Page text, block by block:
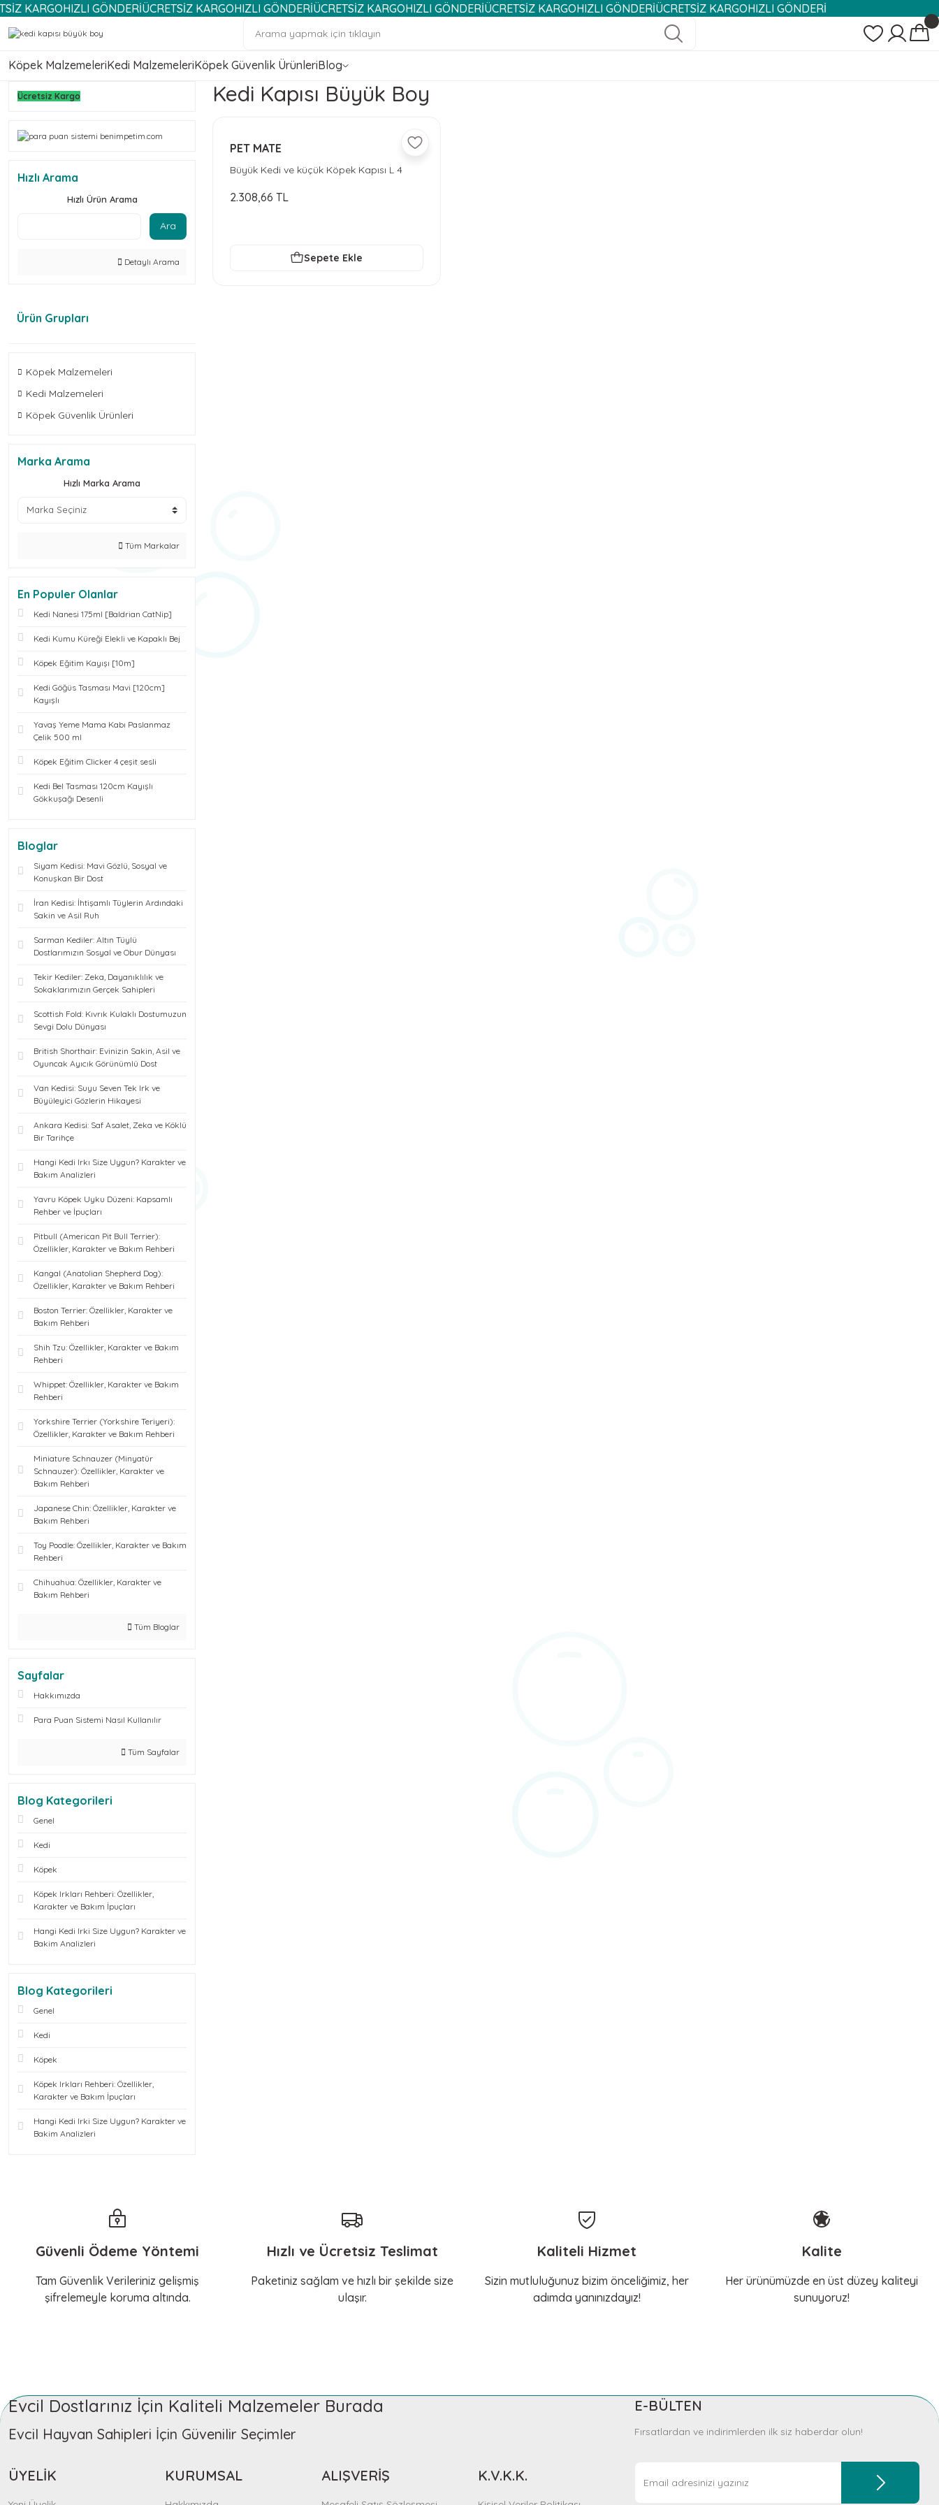
HIZLI GÖNDERİÜCRETSİZ KARGOHIZLI GÖNDERİÜCRETSİZ KARGOHIZLI GÖNDERİÜCRETSİZ KARGOHIZLI GÖNDERİÜCRETSİZ KARGOHIZLI GÖNDERİ
Köpek MalzemeleriKedi MalzemeleriKöpek Güvenlik ÜrünleriBlog
Ücretsiz Kargo
Hızlı Arama
Hızlı Ürün Arama
Ara
Detaylı Arama
Ürün Grupları
Köpek Malzemeleri
Kedi Malzemeleri
Köpek Güvenlik Ürünleri
Marka Arama
Hızlı Marka Arama
Tüm Markalar
En Populer Olanlar
Kedi Nanesi 175ml [Baldrian CatNip]
Kedi Kumu Küreği Elekli ve Kapaklı Bej
Köpek Eğitim Kayışı [10m]
Kedi Göğüs Tasması Mavi [120cm]
Kayışlı
Yavaş Yeme Mama Kabı Paslanmaz
Çelik 500 ml
Köpek Eğitim Clicker 4 çeşit sesli
Kedi Bel Tasması 120cm Kayışlı
Gökkuşağı Desenli
Bloglar
Siyam Kedisi: Mavi Gözlü, Sosyal ve
Konuşkan Bir Dost
İran Kedisi: İhtişamlı Tüylerin Ardındaki
Sakin ve Asil Ruh
Sarman Kediler: Altın Tüylü
Dostlarımızın Sosyal ve Obur Dünyası
Tekir Kediler: Zeka, Dayanıklılık ve
Sokaklarımızın Gerçek Sahipleri
Scottish Fold: Kıvrık Kulaklı Dostumuzun
Sevgi Dolu Dünyası
British Shorthair: Evinizin Sakin, Asil ve
Oyuncak Ayıcık Görünümlü Dost
Van Kedisi: Suyu Seven Tek Irk ve
Büyüleyici Gözlerin Hikayesi
Ankara Kedisi: Saf Asalet, Zeka ve Köklü
Bir Tarihçe
Hangi Kedi Irkı Size Uygun? Karakter ve
Bakım Analizleri
Yavru Köpek Uyku Düzeni: Kapsamlı
Rehber ve İpuçları
Pitbull (American Pit Bull Terrier):
Özellikler, Karakter ve Bakım Rehberi
Kangal (Anatolian Shepherd Dog):
Özellikler, Karakter ve Bakım Rehberi
Boston Terrier: Özellikler, Karakter ve
Bakım Rehberi
Shih Tzu: Özellikler, Karakter ve Bakım
Rehberi
Whippet: Özellikler, Karakter ve Bakım
Rehberi
Yorkshire Terrier (Yorkshire Teriyeri):
Özellikler, Karakter ve Bakım Rehberi
Miniature Schnauzer (Minyatür
Schnauzer): Özellikler, Karakter ve
Bakım Rehberi
Japanese Chin: Özellikler, Karakter ve
Bakım Rehberi
Toy Poodle: Özellikler, Karakter ve Bakım
Rehberi
Chihuahua: Özellikler, Karakter ve
Bakım Rehberi
Tüm Bloglar
Sayfalar
Hakkımızda
Para Puan Sistemi Nasıl Kullanılır
Tüm Sayfalar
Blog Kategorileri
Genel
Kedi
Köpek
Köpek Irkları Rehberi: Özellikler,
Karakter ve Bakım İpuçları
Hangi Kedi Irki Size Uygun? Karakter ve
Bakim Analizleri
Blog Kategorileri
Genel
Kedi
Köpek
Köpek Irkları Rehberi: Özellikler,
Karakter ve Bakım İpuçları
Hangi Kedi Irki Size Uygun? Karakter ve
Bakim Analizleri
Kedi Kapısı Büyük Boy
PET MATE
Büyük Kedi ve küçük Köpek Kapısı L 4
2.308,66 TL
Sepete Ekle
Güvenli Ödeme Yöntemi
Tam Güvenlik Verileriniz gelişmiş
şifrelemeyle koruma altında.
Hızlı ve Ücretsiz Teslimat
Paketiniz sağlam ve hızlı bir şekilde size
ulaşır.
Kaliteli Hizmet
Sizin mutluluğunuz bizim önceliğimiz, her
adımda yanınızdayız!
Kalite
Her ürünümüzde en üst düzey kaliteyi
sunuyoruz!
Evcil Dostlarınız İçin Kaliteli Malzemeler Burada
Evcil Hayvan Sahipleri İçin Güvenilir Seçimler
ÜYELİK KURUMSAL ALIŞVERİŞ K.V.K.K.
E-BÜLTEN
Fırsatlardan ve indirimlerden ilk siz haberdar olun!